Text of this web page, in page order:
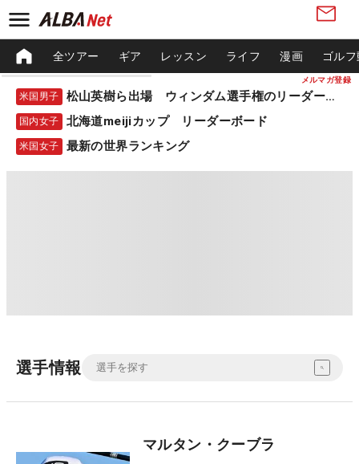
メルマガ登録
全ツアー ギア レッスン ライフ 漫画 ゴル
米国男子 松山英樹ら出場 ウィンダム選手権のリーダーボード
国内女子 北海道meijiカップ リーダーボード
米国女子 最新の世界ランキング
選手情報
マルタン・クーブラ